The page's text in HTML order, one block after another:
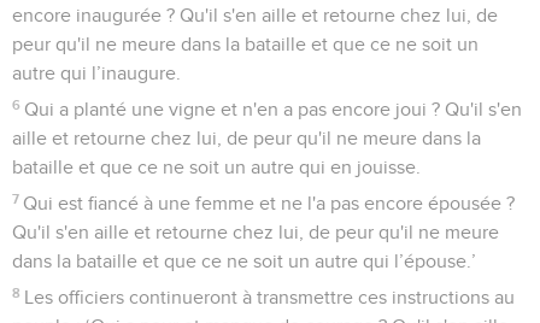
encore inaugurée ? Qu'il s'en aille et retourne chez lui, de
peur qu'il ne meure dans la bataille et que ce ne soit un
autre qui l’inaugure.
6 Qui a planté une vigne et n'en a pas encore joui ? Qu'il s'en
aille et retourne chez lui, de peur qu'il ne meure dans la
bataille et que ce ne soit un autre qui en jouisse.
7 Qui est fiancé à une femme et ne l'a pas encore épousée ?
Qu'il s'en aille et retourne chez lui, de peur qu'il ne meure
dans la bataille et que ce ne soit un autre qui l’épouse.’
8 Les officiers continueront à transmettre ces instructions au